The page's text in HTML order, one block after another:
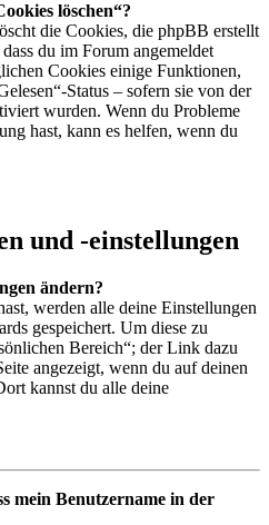
löschen“?
die Cookies, die phpBB erstellt
du im Forum angemeldet
Cookies einige Funktionen,
Status – sofern sie von der
wurden. Wenn du Probleme
hast, kann es helfen, wenn du
und -einstellungen
ändern?
werden alle deine Einstellungen
gespeichert. Um diese zu
Bereich“; der Link dazu
angezeigt, wenn du auf deinen
kannst du alle deine
mein Benutzername in der